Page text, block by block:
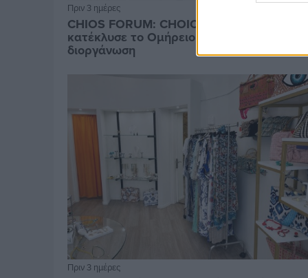
Πριν 3 ημέρες
CHIOS FORUM: CHOICES- Πλήθος κόσμου
κατέκλυσε το Ομήρειο για την μεγάλη
διοργάνωση
Πριν 3 ημέρες